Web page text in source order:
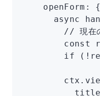
    openForm
:
{
      async
// 現在
        const
        if
( !
        ctx
.
          title